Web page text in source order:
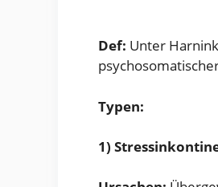
Def: Unter
Typen:
1)